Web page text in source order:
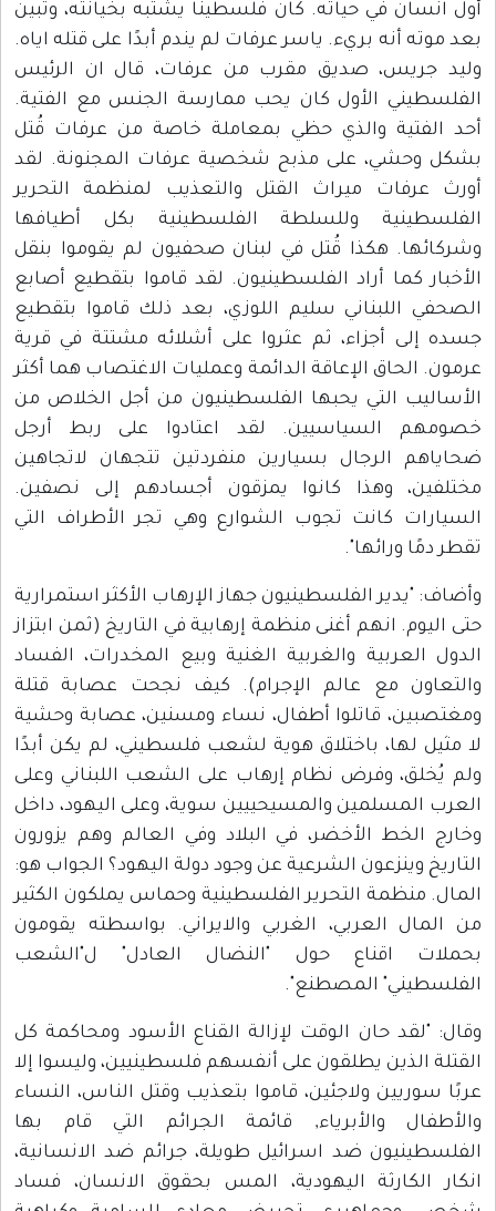
أول انسان في حياته. كان فلسطينًا يشتبه بخيانته، وتبين
بعد موته أنه بريء. ياسر عرفات لم يندم أبدًا على قتله اياه.
وليد جريس، صديق مقرب من عرفات، قال ان الرئيس
الفلسطيني الأول كان يحب ممارسة الجنس مع الفتية.
أحد الفتية والذي حظي بمعاملة خاصة من عرفات قُتل
بشكل وحشي، على مذبح شخصية عرفات المجنونة. لقد
أورث عرفات ميراث القتل والتعذيب لمنظمة التحرير
الفلسطينية وللسلطة الفلسطينية بكل أطيافها
وشركائها. هكذا قُتل في لبنان صحفيون لم يقوموا بنقل
الأخبار كما أراد الفلسطينيون. لقد قاموا بتقطيع أصابع
الصحفي اللبناني سليم اللوزي، بعد ذلك قاموا بتقطيع
جسده إلى أجزاء، ثم عثروا على أشلائه مشتتة في قرية
عرمون. الحاق الإعاقة الدائمة وعمليات الاغتصاب هما أكثر
الأساليب التي يحبها الفلسطينيون من أجل الخلاص من
خصومهم السياسيين. لقد اعتادوا على ربط أرجل
ضحاياهم الرجال بسيارين منفردتين تتجهان لاتجاهين
مختلفين، وهذا كانوا يمزقون أجسادهم إلى نصفين.
السيارات كانت تجوب الشوارع وهي تجر الأطراف التي
تقطر دمًا ورائها".
وأضاف: "يدير الفلسطينيون جهاز الإرهاب الأكثر استمرارية
حتى اليوم. انهم أغنى منظمة إرهابية في التاريخ (ثمن ابتزاز
الدول العربية والغربية الغنية وبيع المخدرات، الفساد
والتعاون مع عالم الإجرام). كيف نجحت عصابة قتلة
ومغتصبين، قاتلوا أطفال، نساء ومسنين، عصابة وحشية
لا مثيل لها، باختلاق هوية لشعب فلسطيني، لم يكن أبدًا
ولم يُخلق، وفرض نظام إرهاب على الشعب اللبناني وعلى
العرب المسلمين والمسيحييين سوية، وعلى اليهود، داخل
وخارج الخط الأخضر، في البلاد وفي العالم وهم يزورون
التاريخ وينزعون الشرعية عن وجود دولة اليهود؟ الجواب هو:
المال. منظمة التحرير الفلسطينية وحماس يملكون الكثير
من المال العربي، الغربي والايراني. بواسطته يقومون
بحملات اقناع حول "النضال العادل" ل"الشعب
الفلسطيني" المصطنع".
وقال: "لقد حان الوقت لإزالة القناع الأسود ومحاكمة كل
القتلة الذين يطلقون على أنفسهم فلسطينيين، وليسوا إلا
عربًا سوريين ولاجئين، قاموا بتعذيب وقتل الناس، النساء
والأطفال والأبرياء, قائمة الجرائم التي قام بها
الفلسطينيون ضد اسرائيل طويلة، جرائم ضد الانسانية،
انكار الكارثة اليهودية، المس بحقوق الانسان، فساد